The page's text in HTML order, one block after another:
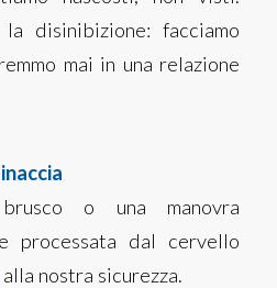
disinibizione: facciamo
mai in una relazione
o una manovra
processata dal cervello
alla nostra sicurezza.